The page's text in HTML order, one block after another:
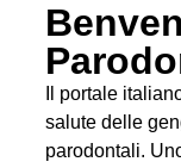
Il portale
salute delle
parodontali.